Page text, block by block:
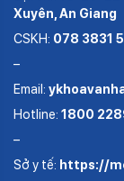
Xuyên, An Giang
CSKH: 078 3831
–
Email:
Hotline: 1800
–
Sở y tế: https://